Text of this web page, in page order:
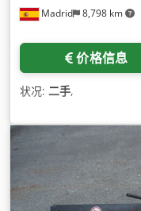
Madrid 8,798 km
价格信息
状况: 二手,